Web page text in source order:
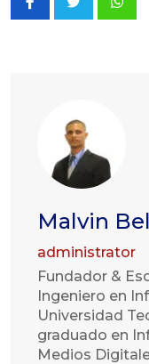
Malvin
administrator
Fundador &
Ingeniero en
Universidad
graduado en
Medios